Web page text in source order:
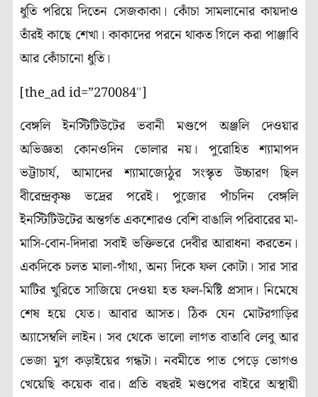
ধুতি পরিয়ে দিতেন সেজকাকা । কোঁচা সামলানোর কায়দাও
তাঁরই কাছে শেখা । কাকাদের পরনে থাকত গিলে করা পাঞ্জাবি
আর কোঁচানো ধুতি।
[the_ad id=”270084″]
বেঙ্গলি ইনস্টিটিউটের ভবানী মণ্ডপে অঞ্জলি দেওয়ার
অভিজ্ঞতা কোনওদিন ভোলার নয়। পুরোহিত শ্যামাপদ
ভট্টাচার্য, আমাদের শ্যামাজ্যেঠুর সংস্কৃত উচ্চারণ ছিল
বীরেন্দ্রকৃষ্ণ ভদ্রের পরেই। পুজোর পাঁচদিন বেঙ্গলি
ইনস্টিটিউটের অন্তর্গত একশোরও বেশি বাঙালি পরিবারের মা-
মাসি-বোন-দিদারা সবাই ভক্তিভরে দেবীর আরাধনা করতেন।
একদিকে চলত মালা-গাঁথা, অন্য দিকে ফল কোটা । সার সার
মাটির খুরিতে সাজিয়ে দেওয়া হত ফল-মিষ্টি প্রসাদ। নিমেষে
শেষ হয়ে যেত। আবার আসত। ঠিক যেন মোটরগাড়ির
অ্যাসেম্বলি লাইন। সব থেকে ভালো লাগত বাতাবি লেবু আর
ভেজা মুগ কড়াইয়ের গন্ধটা । নবমীতে পাত পেড়ে ভোগও
খেয়েছি কয়েক বার। প্রতি বছরই মণ্ডপের বাইরে অস্থায়ী